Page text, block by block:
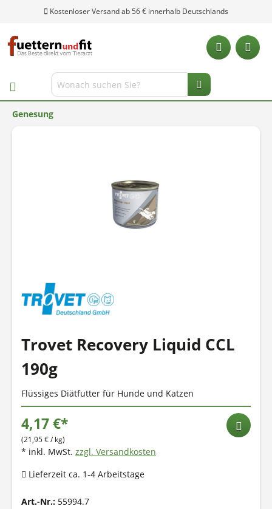
Kostenloser Versand ab 56 € innerhalb Deutschlands
Genesung
Trovet Recovery Liquid CCL
190g
Flüssiges Diätfutter für Hunde und Katzen
4,17 €*
(21,95 € / kg)
* inkl. MwSt. zzgl. Versandkosten
Lieferzeit ca. 1-4 Arbeitstage
Art.-Nr.: 55994.7